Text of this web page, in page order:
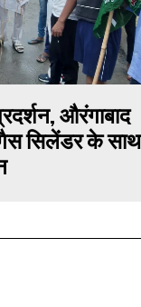
औरंगाबाद
सिलेंडर के साथ